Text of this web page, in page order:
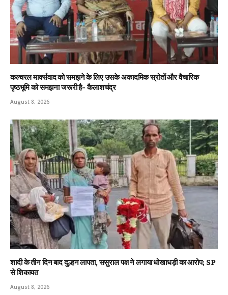
कल्चरल मार्क्सवाद को समझने के लिए उसके अकादमिक स्रोतों और वैचारिक
पृष्ठभूमि को समझना जरूरी है- कैलाशचंद्र
August 8, 2026
शादी के तीन दिन बाद दुल्हन लापता, ससुराल पक्ष ने लगाया धोखाधड़ी का आरोप; SP
से शिकायत
August 8, 2026